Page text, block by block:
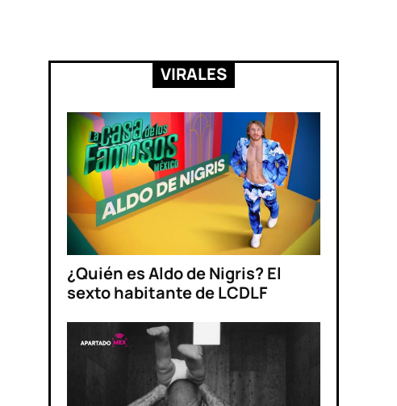
VIRALES
¿Quién es Aldo de Nigris? El
sexto habitante de LCDLF